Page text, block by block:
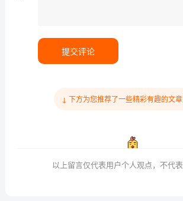
提交评论
↓ 下方为您推荐了一些精彩有趣的文
以上留言仅代表用户个人观点，不代